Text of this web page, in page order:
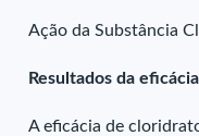
Ação da Substância
Resultados da eficácia
A eficácia de